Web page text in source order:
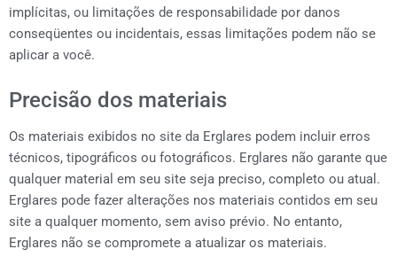
implícitas, ou limitações de responsabilidade por danos
conseqüentes ou incidentais, essas limitações podem não se
aplicar a você.
Precisão dos materiais
Os materiais exibidos no site da Erglares podem incluir erros
técnicos, tipográficos ou fotográficos. Erglares não garante que
qualquer material em seu site seja preciso, completo ou atual.
Erglares pode fazer alterações nos materiais contidos em seu
site a qualquer momento, sem aviso prévio. No entanto,
Erglares não se compromete a atualizar os materiais.